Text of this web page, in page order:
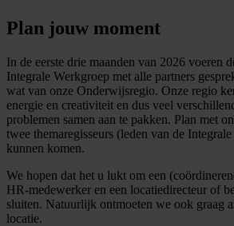
Plan jouw moment
In de eerste drie maanden van 2026 voeren
Integrale Werkgroep met alle partners
wat van onze Onderwijsregio. Onze regio
energie en creativiteit en dus veel
problemen samen aan te pakken. Plan met
twee themaregisseurs (leden van de
kunnen komen.
We hopen dat het u lukt om een
HR-medewerker en een locatiedirecteur of
sluiten. Natuurlijk ontmoeten we ook graag
locatie.